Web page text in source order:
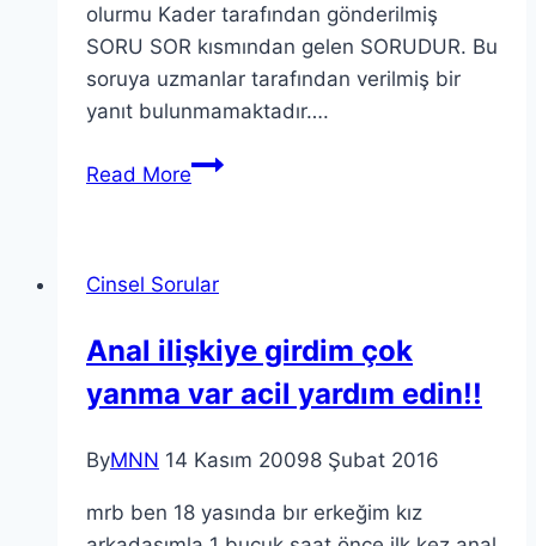
olurmu Kader tarafından gönderilmiş
SORU SOR kısmından gelen SORUDUR. Bu
soruya uzmanlar tarafından verilmiş bir
yanıt bulunmamaktadır….
Read More
Cinsel Sorular
Anal ilişkiye girdim çok
yanma var acil yardım edin!!
ByMNN 14 Kasım 20098 Şubat 2016
mrb ben 18 yasında bır erkeğim kız